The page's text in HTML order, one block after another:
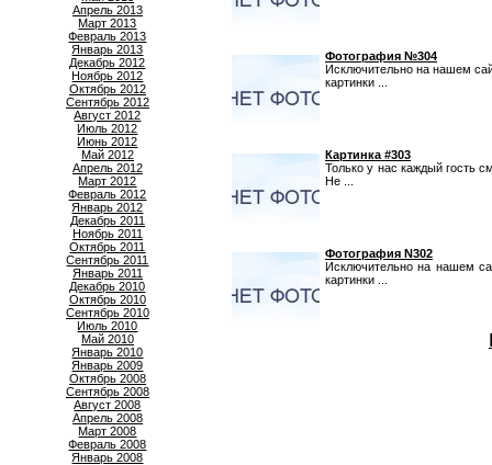
Апрель 2013
Март 2013
Февраль 2013
Январь 2013
Декабрь 2012
Ноябрь 2012
Октябрь 2012
Сентябрь 2012
Август 2012
Июль 2012
Июнь 2012
Май 2012
Апрель 2012
Март 2012
Февраль 2012
Январь 2012
Декабрь 2011
Ноябрь 2011
Октябрь 2011
Сентябрь 2011
Январь 2011
Декабрь 2010
Октябрь 2010
Сентябрь 2010
Июль 2010
Май 2010
Январь 2010
Январь 2009
Октябрь 2008
Сентябрь 2008
Август 2008
Апрель 2008
Март 2008
Февраль 2008
Январь 2008
Фотография №304
Исключительно на нашем
картинки ...
Картинка #303
Только у нас каждый гость
Не ...
Фотография N302
Исключительно на нашем
картинки ...